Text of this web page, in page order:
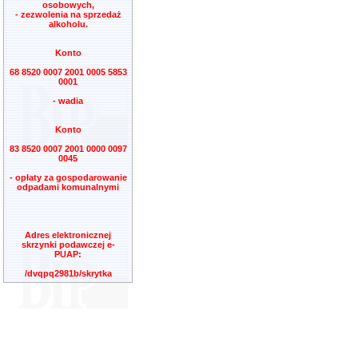
osobowych,
- zezwolenia na sprzedaż
alkoholu.
Konto
68 8520 0007 2001 0005 5853
0001
- wadia
Konto
83 8520 0007 2001 0000 0097
0045
- opłaty za gospodarowanie
odpadami komunalnymi
Adres elektronicznej
skrzynki podawczej e-
PUAP:
/dvqpq2981b/skrytka